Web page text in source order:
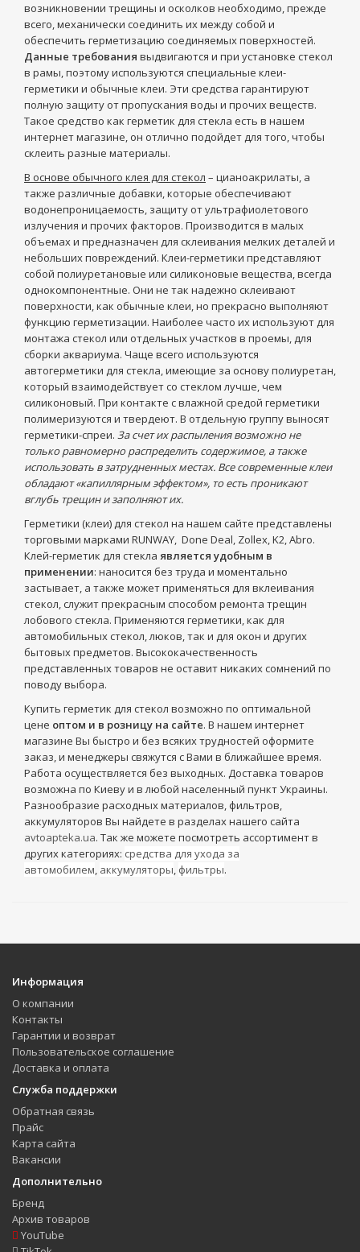
возникновении трещины и осколков необходимо, прежде
всего, механически соединить их между собой и
обеспечить герметизацию соединяемых поверхностей.
Данные требования выдвигаются и при установке стекол
в рамы, поэтому используются специальные клеи-
герметики и обычные клеи. Эти средства гарантируют
полную защиту от пропускания воды и прочих веществ.
Такое средство как герметик для стекла есть в нашем
интернет магазине, он отлично подойдет для того, чтобы
склеить разные материалы.
В основе обычного клея для стекол – цианоакрилаты, а
также различные добавки, которые обеспечивают
водонепроницаемость, защиту от ультрафиолетового
излучения и прочих факторов. Производится в малых
объемах и предназначен для склеивания мелких деталей и
небольших повреждений. Клеи-герметики представляют
собой полиуретановые или силиконовые вещества, всегда
однокомпонентные. Они не так надежно склеивают
поверхности, как обычные клеи, но прекрасно выполняют
функцию герметизации. Наиболее часто их используют для
монтажа стекол или отдельных участков в проемы, для
сборки аквариума. Чаще всего используются
автогерметики для стекла, имеющие за основу полиуретан,
который взаимодействует со стеклом лучше, чем
силиконовый. При контакте с влажной средой герметики
полимеризуются и твердеют. В отдельную группу выносят
герметики-спреи. За счет их распыления возможно не
только равномерно распределить содержимое, а также
использовать в затрудненных местах. Все современные клеи
обладают «капиллярным эффектом», то есть проникают
вглубь трещин и заполняют их.
Герметики (клеи) для стекол на нашем сайте представлены
торговыми марками RUNWAY, Done Deal, Zollex, K2, Abro.
Клей-герметик для стекла является удобным в
применении: наносится без труда и моментально
застывает, а также может применяться для вклеивания
стекол, служит прекрасным способом ремонта трещин
лобового стекла. Применяются герметики, как для
автомобильных стекол, люков, так и для окон и других
бытовых предметов. Высококачественность
представленных товаров не оставит никаких сомнений по
поводу выбора.
Купить герметик для стекол возможно по оптимальной
цене оптом и в розницу на сайте. В нашем интернет
магазине Вы быстро и без всяких трудностей оформите
заказ, и менеджеры свяжутся с Вами в ближайшее время.
Работа осуществляется без выходных. Доставка товаров
возможна по Киеву и в любой населенный пункт Украины.
Разнообразие расходных материалов, фильтров,
аккумуляторов Вы найдете в разделах нашего сайта
avtoapteka.ua. Так же можете посмотреть ассортимент в
других категориях: средства для ухода за
автомобилем, аккумуляторы, фильтры.
Информация
О компании
Контакты
Гарантии и возврат
Пользовательское соглашение
Доставка и оплата
Служба поддержки
Обратная связь
Прайс
Карта сайта
Вакансии
Дополнительно
Бренд
Архив товаров
YouTube